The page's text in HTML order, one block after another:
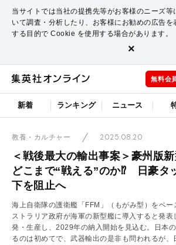
当サイトでは当社の提携先等がお客様のニーズ等
いて調査・分析したり、お客様にお勧めの広告を
する目的で Cookie を使用する場合があります。
×
無料会
新着 ランキング ニュース
教養・カルチャー 2025.08.20
＜戦後最大の輸出事案＞豪州版
どこまで“戦える”のか⁉ 日豪タ
下を阻止へ
海上自衛隊の護衛艦「FFM」（もがみ型）をベー
ストラリア政府が海軍の新型艦に導入すると発表
発・生産し、2029年の納入開始を見込む。日本
るのは初めてで、武器輸出の是非も問われるが、